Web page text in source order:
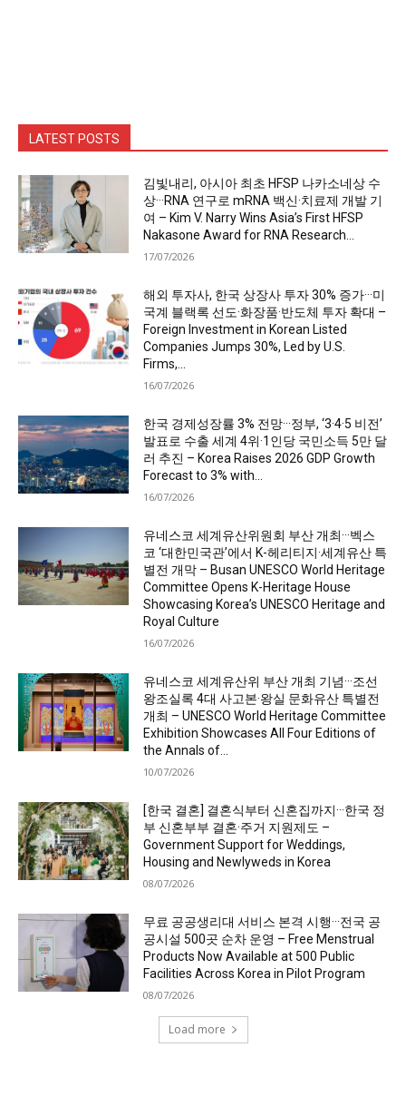
LATEST POSTS
김빛내리, 아시아 최초 HFSP 나카소네상 수
상···RNA 연구로 mRNA 백신·치료제 개발 기
여 – Kim V. Narry Wins Asia’s First HFSP
Nakasone Award for RNA Research...
17/07/2026
해외 투자사, 한국 상장사 투자 30% 증가···미
국계 블랙록 선도·화장품·반도체 투자 확대 –
Foreign Investment in Korean Listed
Companies Jumps 30%, Led by U.S.
Firms,...
16/07/2026
한국 경제성장률 3% 전망···정부, ‘3·4·5 비전’
발표로 수출 세계 4위·1인당 국민소득 5만 달
러 추진 – Korea Raises 2026 GDP Growth
Forecast to 3% with...
16/07/2026
유네스코 세계유산위원회 부산 개최···벡스
코 ‘대한민국관’에서 K-헤리티지·세계유산 특
별전 개막 – Busan UNESCO World Heritage
Committee Opens K-Heritage House
Showcasing Korea’s UNESCO Heritage and
Royal Culture
16/07/2026
유네스코 세계유산위 부산 개최 기념···조선
왕조실록 4대 사고본·왕실 문화유산 특별전
개최 – UNESCO World Heritage Committee
Exhibition Showcases All Four Editions of
the Annals of...
10/07/2026
[한국 결혼] 결혼식부터 신혼집까지···한국 정
부 신혼부부 결혼·주거 지원제도 –
Government Support for Weddings,
Housing and Newlyweds in Korea
08/07/2026
무료 공공생리대 서비스 본격 시행···전국 공
공시설 500곳 순차 운영 – Free Menstrual
Products Now Available at 500 Public
Facilities Across Korea in Pilot Program
08/07/2026
Load more